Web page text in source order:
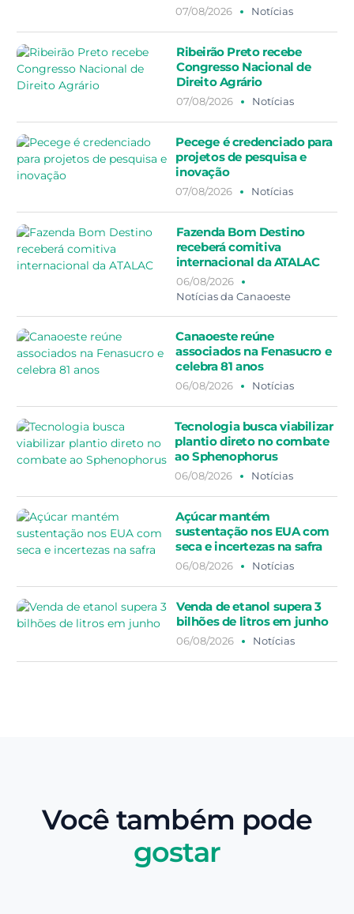
07/08/2026 Notícias
Ribeirão Preto recebe
Congresso Nacional de
Direito Agrário
07/08/2026 Notícias
Pecege é credenciado para
projetos de pesquisa e
inovação
07/08/2026 Notícias
Fazenda Bom Destino
receberá comitiva
internacional da ATALAC
06/08/2026
Notícias da Canaoeste
Canaoeste reúne
associados na Fenasucro e
celebra 81 anos
06/08/2026 Notícias
Tecnologia busca viabilizar
plantio direto no combate
ao Sphenophorus
06/08/2026 Notícias
Açúcar mantém
sustentação nos EUA com
seca e incertezas na safra
06/08/2026 Notícias
Venda de etanol supera 3
bilhões de litros em junho
06/08/2026 Notícias
Você também pode
gostar